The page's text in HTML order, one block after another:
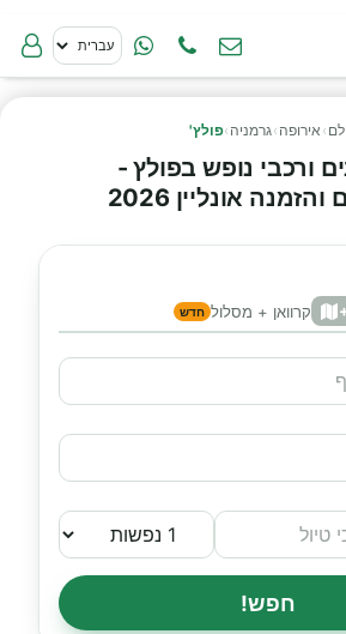
› אירופה ›גרמניה ›פולץ'
ורכבי נופש בפולץ -
אונליין 2026
קרוואן + מסלול חדש
חפש!